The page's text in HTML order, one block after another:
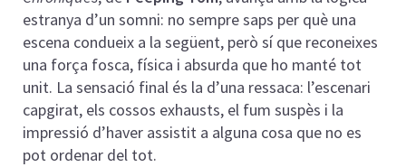
estranya d’un somni: no sempre saps per què una
escena condueix a la següent, però sí que reconeixes
una força fosca, física i absurda que ho manté tot
unit. La sensació final és la d’una ressaca: l’escenari
capgirat, els cossos exhausts, el fum suspès i la
impressió d’haver assistit a alguna cosa que no es
pot ordenar del tot.